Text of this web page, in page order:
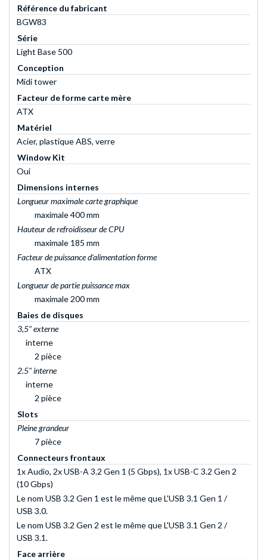
Référence du fabricant
BGW83
Série
Light Base 500
Conception
Midi tower
Facteur de forme carte mère
ATX
Matériel
Acier, plastique ABS, verre
Window Kit
Oui
Dimensions internes
Longueur maximale carte graphique
maximale 400 mm
Hauteur de refroidisseur de CPU
maximale 185 mm
Facteur de puissance d’alimentation forme
ATX
Longueur de partie puissance max
maximale 200 mm
Baies de disques
3,5" externe
interne
2 pièce
2.5" interne
interne
2 pièce
Slots
Pleine grandeur
7 pièce
Connecteurs frontaux
1x Audio, 2x USB-A 3.2 Gen 1 (5 Gbps), 1x USB-C 3.2 Gen 2
(10 Gbps)
Le nom USB 3.2 Gen 1 est le même que L'USB 3.1 Gen 1 /
USB 3.0.
Le nom USB 3.2 Gen 2 est le même que L'USB 3.1 Gen 2 /
USB 3.1.
Face arrière